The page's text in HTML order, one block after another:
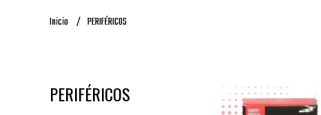
Inicio PERIFÉRICOS
PERIFÉRICOS